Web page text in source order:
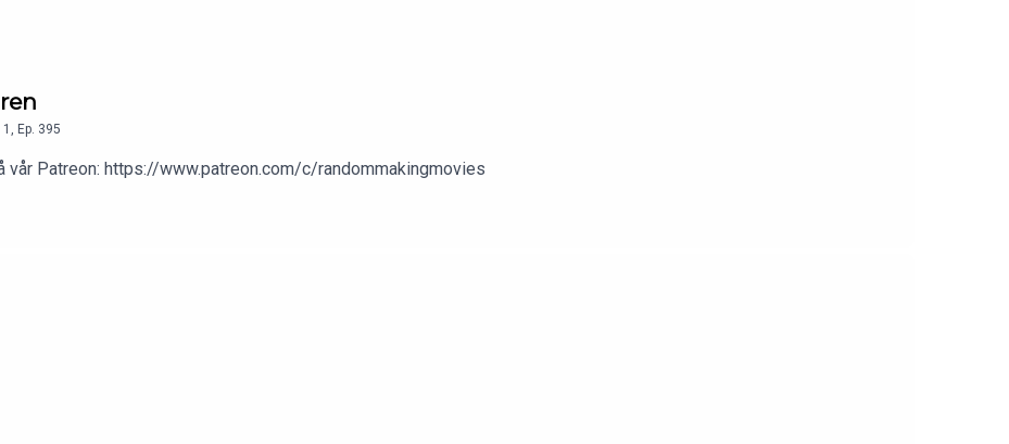
1 , Ep. 395
vår Patreon: https://www.patreon.com/c/randommakingmovies